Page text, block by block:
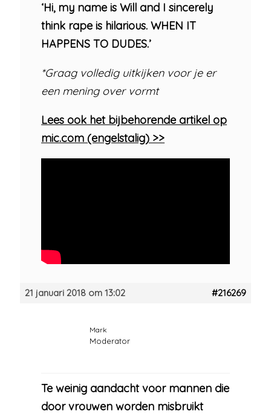
‘Hi, my name is Will and I sincerely
think rape is hilarious. WHEN IT
HAPPENS TO DUDES.’
*Graag volledig uitkijken voor je er
een mening over vormt
Lees ook het bijbehorende artikel op
mic.com (engelstalig) >>
21 januari 2018 om 13:02 #216269
Mark
Moderator
Te weinig aandacht voor mannen die
door vrouwen worden misbruikt